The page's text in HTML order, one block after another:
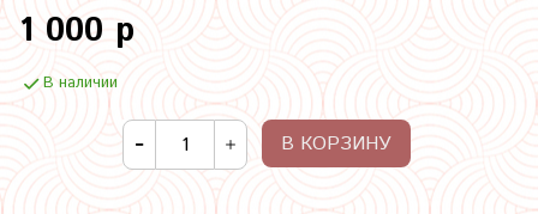
1 000 р
В наличии
В КОРЗИНУ